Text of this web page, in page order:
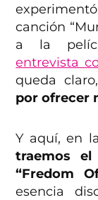
canción
a la
entrevista
queda
por ofrecer
Y aquí, en
traemos
“Fredom
esencia